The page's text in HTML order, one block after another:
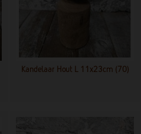
Kandelaar Hout L 11x23cm (70)